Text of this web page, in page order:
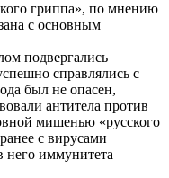
гриппа», по мнению
с основным
подвергались
справлялись с
был не опасен,
антитела против
мишенью «русского
с вирусами
него иммунитета